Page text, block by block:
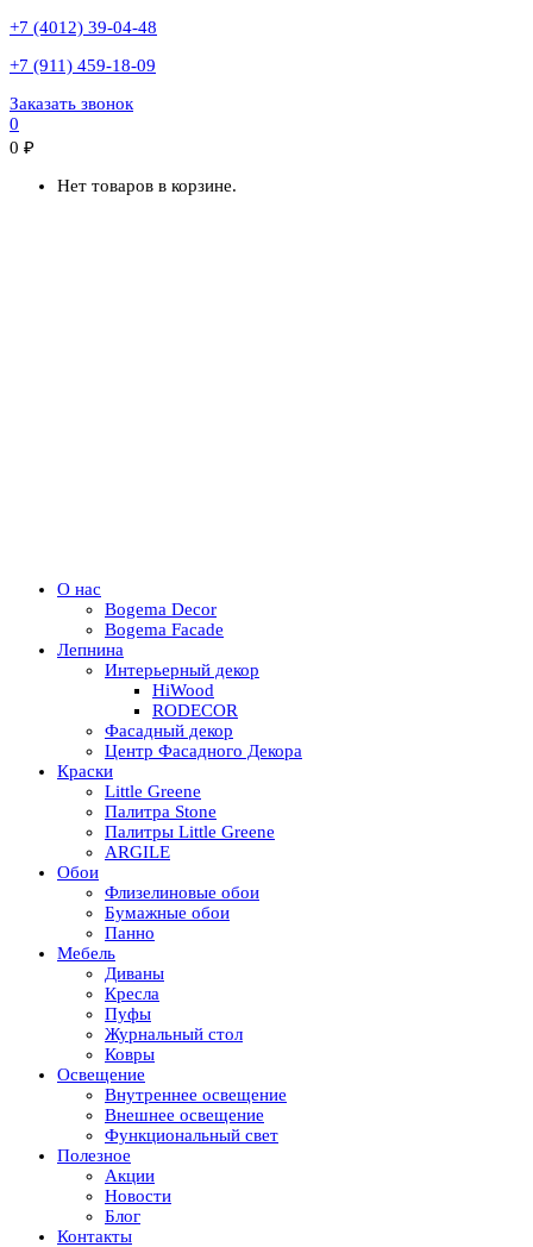
+7 (4012) 39-04-48
+7 (911) 459-18-09
Заказать звонок
0
0 ₽
Нет товаров в корзине.
О нас
Bogema Decor
Bogema Facade
Лепнина
Интерьерный декор
HiWood
RODECOR
Фасадный декор
Центр Фасадного Декора
Краски
Little Greene
Палитра Stone
Палитры Little Greene
ARGILE
Обои
Флизелиновые обои
Бумажные обои
Панно
Мебель
Диваны
Кресла
Пуфы
Журнальный стол
Ковры
Освещение
Внутреннее освещение
Внешнее освещение
Функциональный свет
Полезное
Акции
Новости
Блог
Контакты